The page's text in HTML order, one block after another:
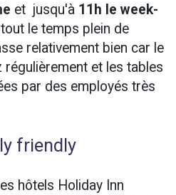
et jusqu'à 11h le week-
le temps plein de
relativement bien car le
et les tables
par des employés très
friendly
hôtels Holiday Inn